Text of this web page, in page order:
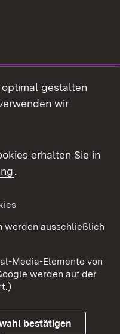
optimal gestalten
wir
erhalten Sie in
.
werden ausschließlich
Media-Elemente von
werden auf der
bestätigen